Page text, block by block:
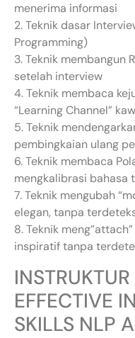
menerima informasi
2. Teknik dasar
Programming)
3. Teknik membangun
setelah interview
4. Teknik membaca
“Learning Channel”
5. Teknik
pembingkaian ulang
6. Teknik membaca
mengkalibrasi bahasa
7. Teknik mengubah
elegan, tanpa
8. Teknik
inspiratif tanpa
EFFECTIVE
SKILLS NLP